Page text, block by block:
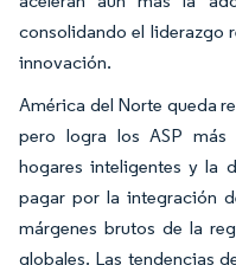
consolidando el liderazgo
innovación.
América del Norte queda
pero logra los ASP
hogares inteligentes y la
pagar por la integración
márgenes brutos de la
globales. Las tendencias